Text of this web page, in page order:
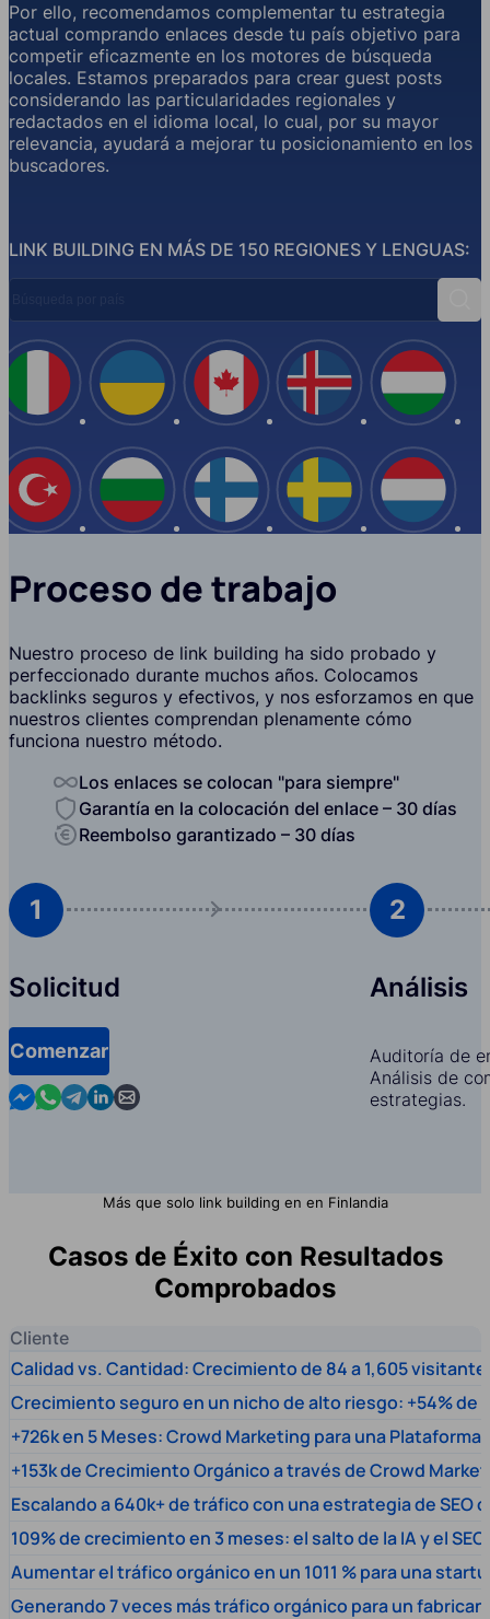
LINK BUILDING EN MÁS DE 150 REGIONES Y LENGUAS:
Por ello, recomendamos complementar tu estrategia
actual comprando enlaces desde tu país objetivo para
competir eficazmente en los motores de búsqueda
locales. Estamos preparados para crear guest posts
considerando las particularidades regionales y
redactados en el idioma local, lo cual, por su mayor
relevancia, ayudará a mejorar tu posicionamiento en los
buscadores.
España
EE.UU
Italia
Turquía
Ucrania
Bulgaria
Canadá
Finlandia Suecia
Proceso de trabajo
Nuestro proceso de link building ha sido probado y
perfeccionado durante muchos años. Colocamos
backlinks seguros y efectivos, y nos esforzamos en que
nuestros clientes comprendan plenamente cómo
funciona nuestro método.
Los enlaces se colocan "para siempre"
Garantía en la colocación del enlace – 30 días
Reembolso garantizado – 30 días
1
Solicitud
Comenzar
Contact us in Messenger
Contact us in WhatsApp
Contact us in Telegram
Contact us in Linkedin
Contact us by email
2
Análisis
Auditoría de
Análisis de
estrategias.
Más que solo link building en en Finlandia
Casos de Éxito con Resultados
Comprobados
Cliente
Calidad vs. Cantidad: Crecimiento de 84 a 1,605
Crecimiento seguro en un nicho de alto riesgo: +54% de
+726k en 5 Meses: Crowd Marketing para una
+153k de Crecimiento Orgánico a través de Crowd
Escalando a 640k+ de tráfico con una estrategia de SEO
109% de crecimiento en 3 meses: el salto de la IA y el SEO
Aumentar el tráfico orgánico en un 1011 % para una
Generando 7 veces más tráfico orgánico para un